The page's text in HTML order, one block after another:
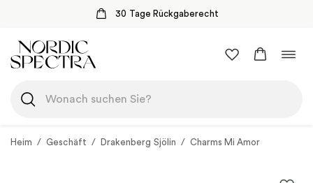
30 Tage Rückgaberecht
Inhalt
springen
Heim / Geschäft / Drakenberg Sjölin / Charms Mi Amor